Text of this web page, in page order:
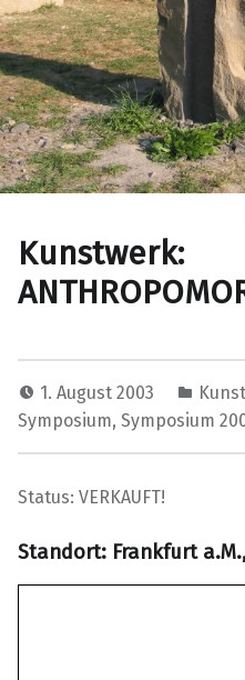
Kunstwerk:
1. August 2003
Symposium, Symposium
Status: VERKAUFT!
Standort: Frankfurt